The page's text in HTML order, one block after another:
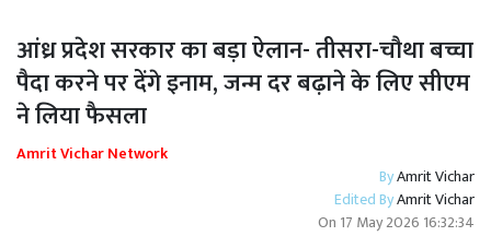
आंध्र प्रदेश सरकार का बड़ा ऐलान- तीसरा-चौथा बच्चा
पैदा करने पर देंगे इनाम, जन्म दर बढ़ाने के लिए सीएम
ने लिया फैसला
Amrit Vichar Network
ByAmrit Vichar
Edited ByAmrit Vichar
On 17 May 2026 16:32:34